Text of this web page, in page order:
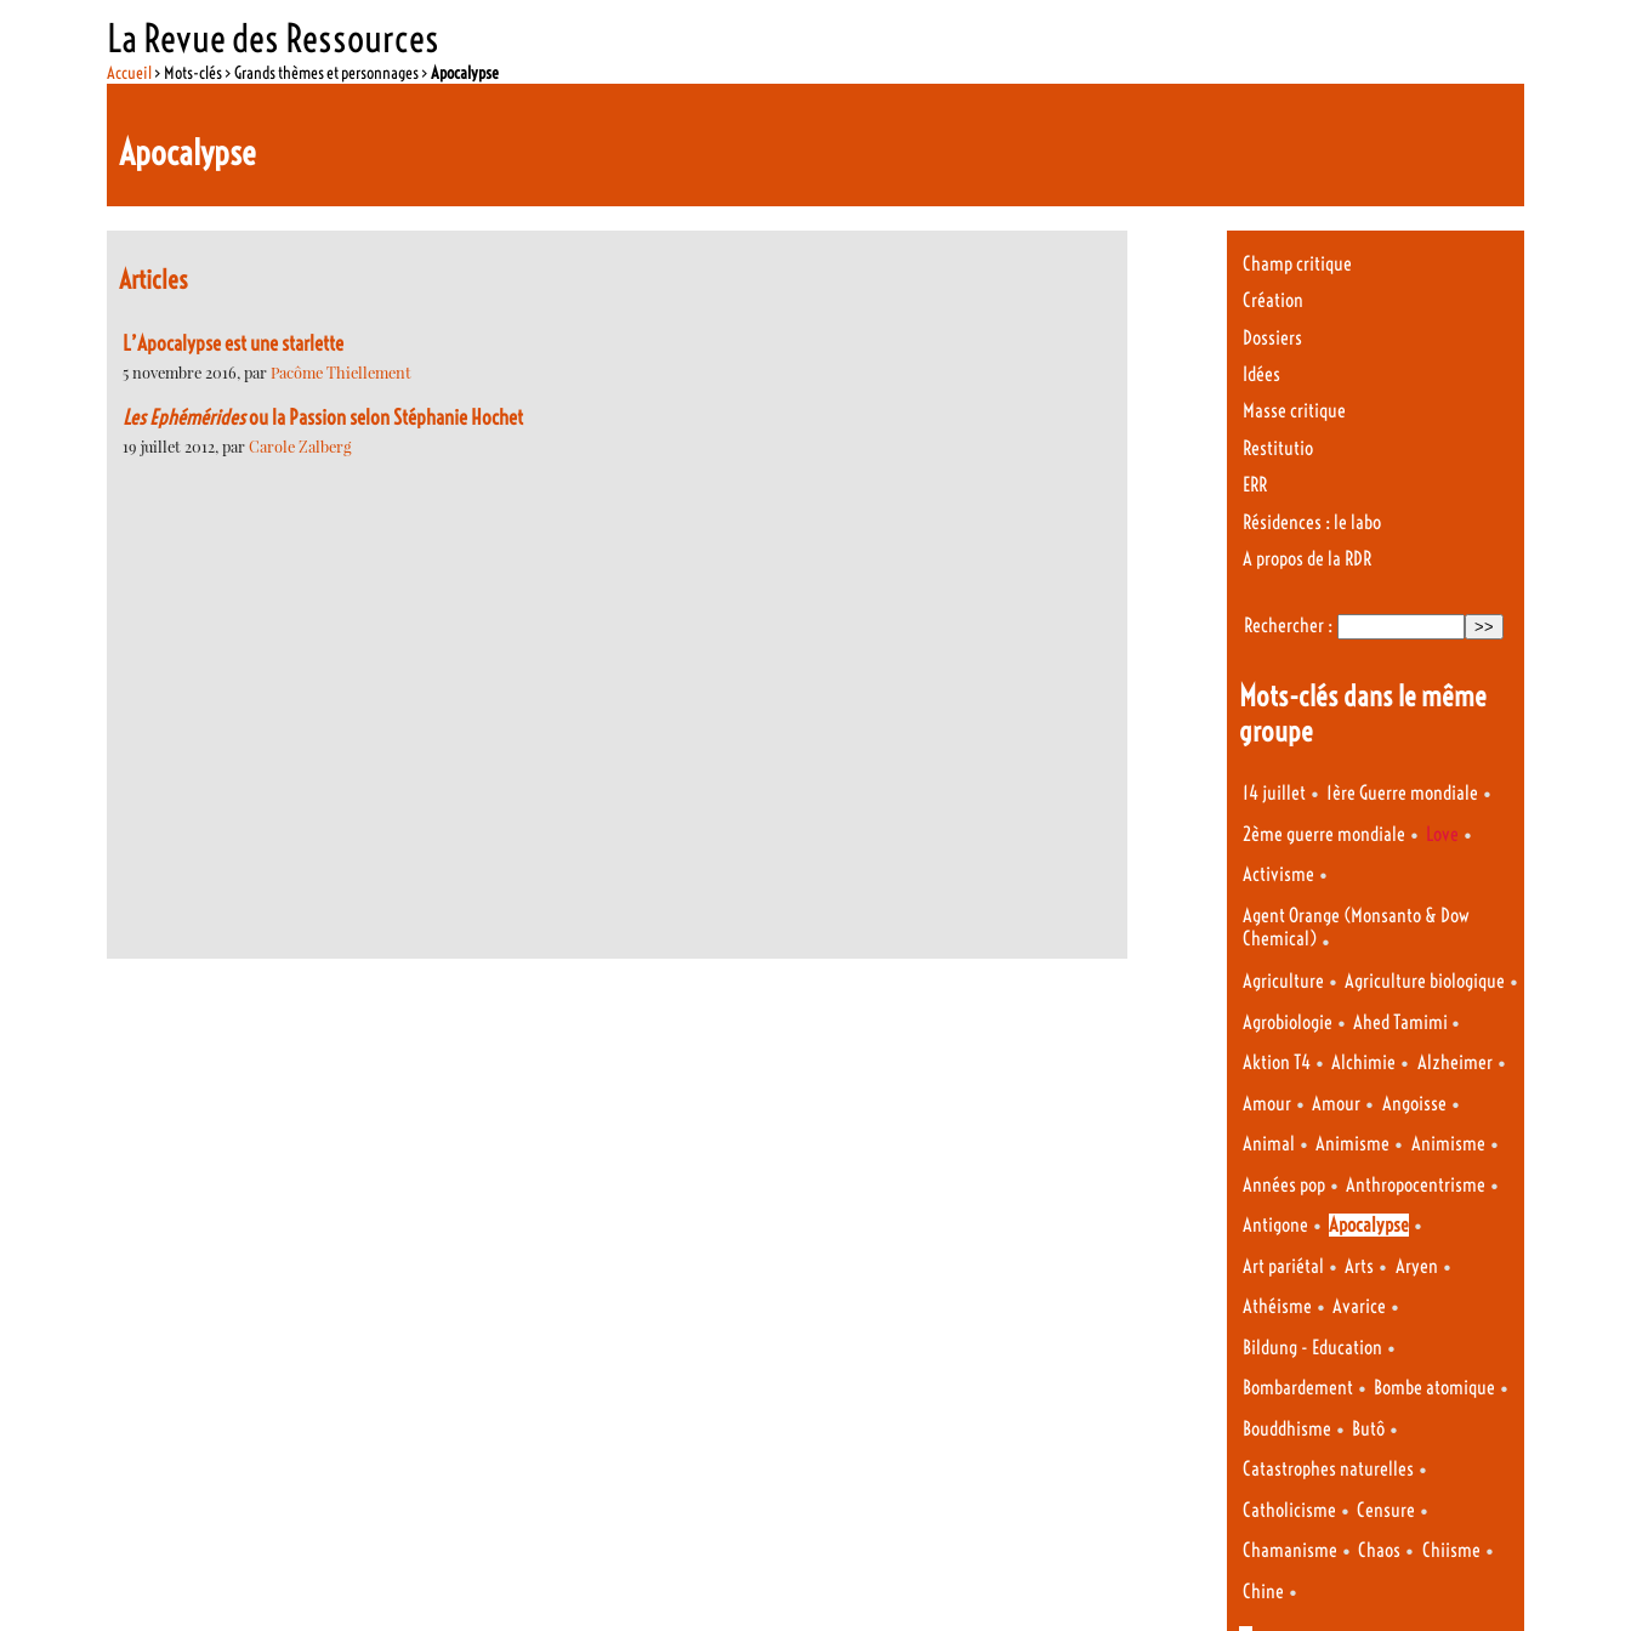
La Revue des Ressources
Accueil> Mots-clés > Grands thèmes et personnages >Apocalypse
Apocalypse
Articles
L’Apocalypse est une starlette
5 novembre 2016, parPacôme Thiellement
Les Ephéméridesou la Passion selon Stéphanie Hochet
19 juillet 2012, parCarole Zalberg
Champ critique
Création
Dossiers
Idées
Masse critique
Restitutio
ERR
Résidences : le labo
A propos de la RDR
Rechercher :
Mots-clés dans le même
groupe
14 juillet • 1ère Guerre mondiale •
2ème guerre mondiale • Love •
Activisme •
Agent Orange (Monsanto & Dow
Chemical) •
Agriculture • Agriculture biologique •
Agrobiologie • Ahed Tamimi •
Aktion T4 • Alchimie • Alzheimer•
Amour • Amour • Angoisse •
Animal • Animisme • Animisme •
Années pop • Anthropocentrisme •
Antigone • Apocalypse •
Art pariétal • Arts • Aryen •
Athéisme • Avarice •
Bildung - Education •
Bombardement • Bombe atomique •
Bouddhisme • Butô •
Catastrophes naturelles •
Catholicisme • Censure •
Chamanisme • Chaos • Chiisme •
Chine •